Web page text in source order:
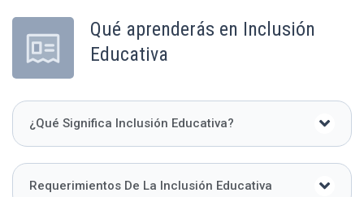
Qué aprenderás en Inclusión
Educativa
¿Qué Significa Inclusión Educativa?
Requerimientos De La Inclusión Educativa